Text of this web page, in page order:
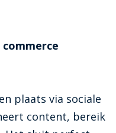
commerce
plaats via sociale
content, bereik